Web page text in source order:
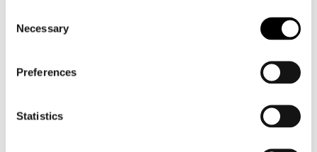
Selection
Necessary
Preferences
Statistics
Motorpak heren
Motorhoodie heren